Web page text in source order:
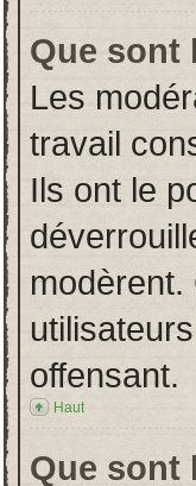
Que sont
Les
travail
Ils ont le
offensant.
Haut
Que sont